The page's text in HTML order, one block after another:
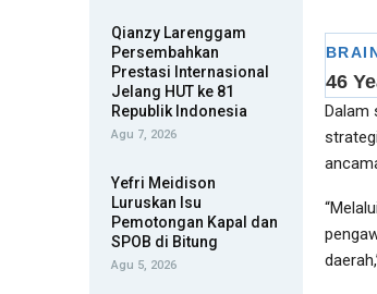
Dalam
Qianzy Larenggam
Persembahkan
Prestasi Internasional
Jelang HUT ke 81
Republik Indonesia
Agu 7, 2026
Yefri Meidison
Luruskan Isu
Pemotongan Kapal dan
SPOB di Bitung
Agu 5, 2026